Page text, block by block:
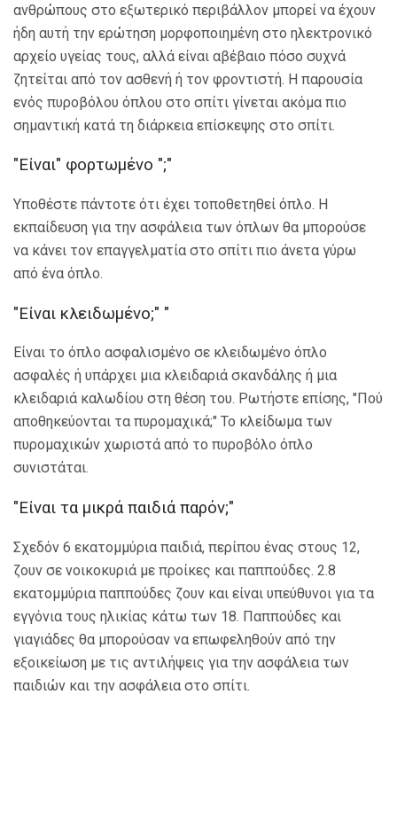
ανθρώπους στο εξωτερικό περιβάλλον μπορεί να έχουν
ήδη αυτή την ερώτηση μορφοποιημένη στο ηλεκτρονικό
αρχείο υγείας τους, αλλά είναι αβέβαιο πόσο συχνά
ζητείται από τον ασθενή ή τον φροντιστή. Η παρουσία
ενός πυροβόλου όπλου στο σπίτι γίνεται ακόμα πιο
σημαντική κατά τη διάρκεια επίσκεψης στο σπίτι.
"Είναι" φορτωμένο ";"
Υποθέστε πάντοτε ότι έχει τοποθετηθεί όπλο. Η
εκπαίδευση για την ασφάλεια των όπλων θα μπορούσε
να κάνει τον επαγγελματία στο σπίτι πιο άνετα γύρω
από ένα όπλο.
"Είναι κλειδωμένο;" "
Είναι το όπλο ασφαλισμένο σε κλειδωμένο όπλο
ασφαλές ή υπάρχει μια κλειδαριά σκανδάλης ή μια
κλειδαριά καλωδίου στη θέση του. Ρωτήστε επίσης, "Πού
αποθηκεύονται τα πυρομαχικά;" Το κλείδωμα των
πυρομαχικών χωριστά από το πυροβόλο όπλο
συνιστάται.
"Είναι τα μικρά παιδιά παρόν;"
Σχεδόν 6 εκατομμύρια παιδιά, περίπου ένας στους 12,
ζουν σε νοικοκυριά με προίκες και παππούδες. 2.8
εκατομμύρια παππούδες ζουν και είναι υπεύθυνοι για τα
εγγόνια τους ηλικίας κάτω των 18. Παππούδες και
γιαγιάδες θα μπορούσαν να επωφεληθούν από την
εξοικείωση με τις αντιλήψεις για την ασφάλεια των
παιδιών και την ασφάλεια στο σπίτι.